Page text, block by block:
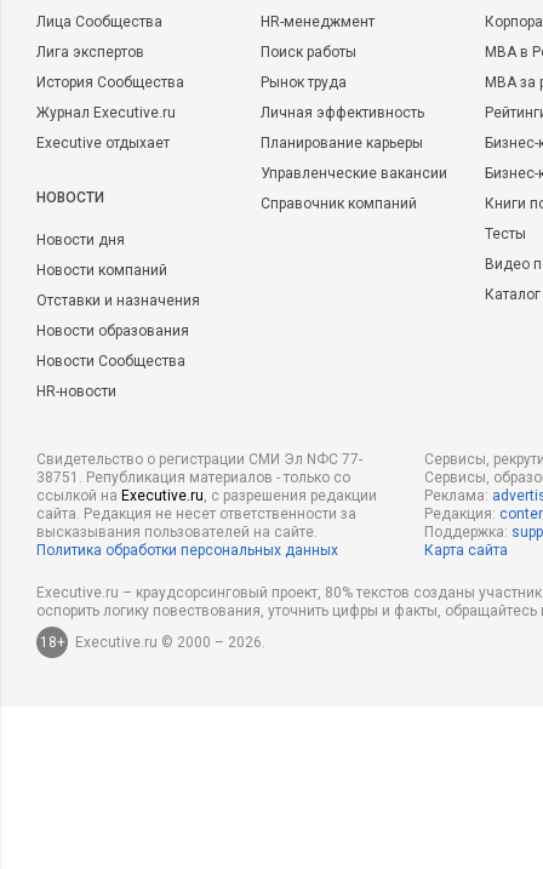
Лица Сообщества
Лига экспертов
История Сообщества
Журнал Executive.ru
Executive отдыхает
НОВОСТИ
Новости дня
Новости компаний
Отставки и назначения
Новости образования
Новости Сообщества
HR-новости
HR-менеджмент
Поиск работы
Рынок труда
Личная эффективность
Планирование карьеры
Управленческие вакансии
Справочник компаний
MBA в
MBA
Бизнес-
Книги
Тесты
Видео
Свидетельство о регистрации СМИ Эл NФС 77-
38751. Републикация материалов - только со
ссылкой на Executive.ru, с разрешения редакции
сайта. Редакция не несет ответственности за
высказывания пользователей на сайте.
Политика обработки персональных данных
Сервисы,
Сервисы,
Реклама:
Редакция:
Поддержка:
Карта сайта
Executive.ru – краудсорсинговый проект, 80% текстов созданы
оспорить логику повествования, уточнить цифры и факты,
18+
Executive.ru © 2000 – 2026.